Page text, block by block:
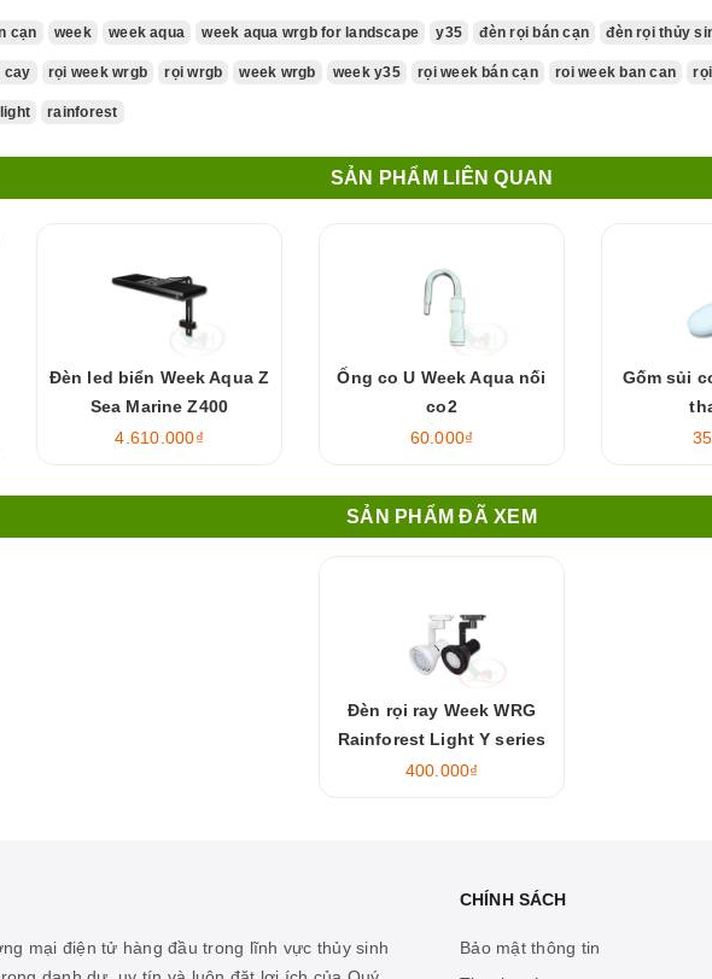
cạn week week aqua week aqua wrgb for landscape y35 đèn rọi bán cạn đèn rọi thủy
cay rọi week wrgb rọi wrgb week wrgb week y35 rọi week bán cạn roi week ban can
rainforest
SẢN PHẨM LIÊN QUAN
Đèn led biển Week Aqua Z
Sea Marine Z400
4.610.000₫
Ống co U Week Aqua nối
co2
60.000₫
Gốm sủi
SẢN PHẨM ĐÃ XEM
Đèn rọi ray Week WRG
Rainforest Light Y series
Y30, Y35
400.000₫
mại điện tử hàng đầu trong lĩnh vực thủy sinh
CHÍNH SÁCH
Bảo mật thông tin